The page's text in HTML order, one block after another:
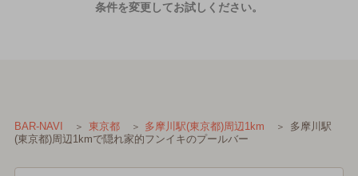
条件を変更してお試しください。
BAR-NAVI 東京都 多摩川駅(東京都)周辺1km
多摩川駅
(東京都)周辺1kmで隠れ家的フンイキのプールバー